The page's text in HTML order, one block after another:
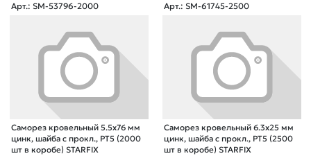
Арт.: SM-53796-2000
Саморез кровельный 5.5х76 мм
цинк, шайба с прокл., PT5 (2000
шт в коробе) STARFIX
Арт.: SM-61745-2500
Саморез кровельный 6.3х25 мм
цинк, шайба с прокл., PT5 (2500
шт в коробе) STARFIX